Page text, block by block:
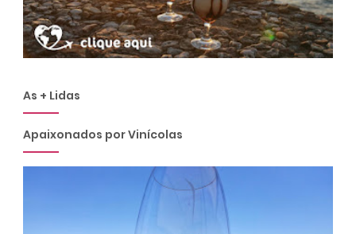
As + Lidas
Apaixonados por Vinícolas